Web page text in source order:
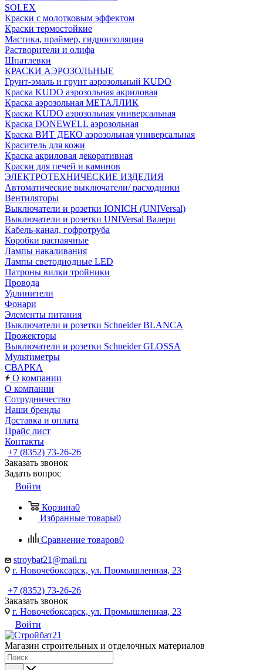
SOLEX
Краски с молотковым эффектом
Краски термостойкие
Мастика, праймер, гидроизоляция
Растворители и олифа
Шпатлевки
КРАСКИ АЭРОЗОЛЬНЫЕ
Грунт-эмаль и грунт аэрозольный KUDO
Краска KUDO аэрозольная акриловая
Краска аэрозольная МЕТАЛЛИК
Краска KUDO аэрозольная универсальная
Краска DONEWELL аэрозольная
Краска ВИТ ДЕКО аэрозольная универсальная
Краситель для кожи
Краска акриловая декоративная
Краски для печей и каминов
ЭЛЕКТРОТЕХНИЧЕСКИЕ ИЗДЕЛИЯ
Автоматические выключатели/ расходники
Вентиляторы
Выключатели и розетки IONICH (UNIVersal)
Выключатели и розетки UNIVersal Валери
Кабель-канал, гофротруба
Коробки распаячные
Лампы накаливания
Лампы светодиодные LED
Патроны вилки тройники
Провода
Удлинители
Фонари
Элементы питания
Выключатели и розетки Schneider BLANCA
Прожекторы
Выключатели и розетки Schneider GLOSSA
Мультиметры
СВАРКА
О компании
О компании
Сотрудничество
Наши бренды
Доставка и оплата
Прайс лист
Контакты
+7 (8352) 73-26-26
Заказать звонок
Задать вопрос
Войти
Корзина0
Избранные товары0
Сравнение товаров0
stroybat21@mail.ru
г. Новочебоксарск, ул. Промышленная, 23
+7 (8352) 73-26-26
Заказать звонок
г. Новочебоксарск, ул. Промышленная, 23
Войти
Магазин строительных и отделочных материалов